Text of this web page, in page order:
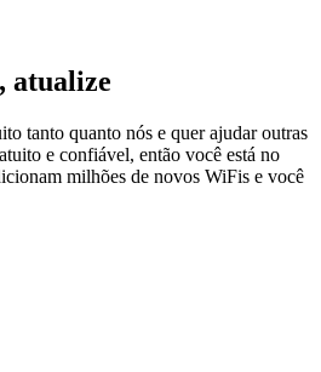
atualize
tanto quanto nós e quer ajudar outras
e confiável, então você está no
milhões de novos WiFis e você